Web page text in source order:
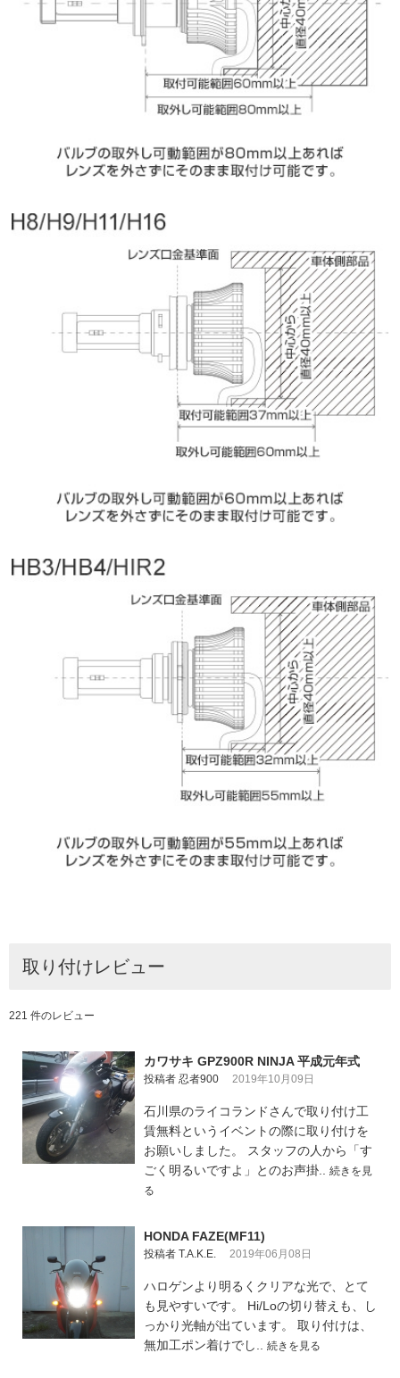
取り付けレビュー
221 件のレビュー
カワサキ GPZ900R NINJA 平成元年式
投稿者 忍者900 2019年10月09日
石川県のライコランドさんで取り付け工
賃無料というイベントの際に取り付けを
お願いしました。 スタッフの人から「す
ごく明るいですよ」とのお声掛.. 続きを見
る
HONDA FAZE(MF11)
投稿者 T.A.K.E. 2019年06月08日
ハロゲンより明るくクリアな光で、とて
も見やすいです。 Hi/Loの切り替えも、し
っかり光軸が出ています。 取り付けは、
無加工ポン着けでし.. 続きを見る